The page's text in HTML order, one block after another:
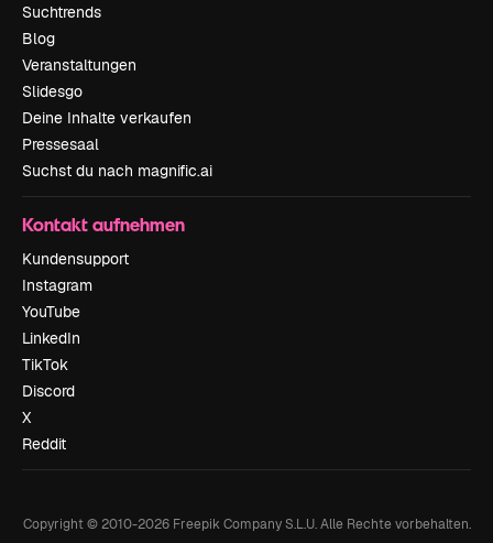
Suchtrends
Blog
Veranstaltungen
Slidesgo
Deine Inhalte verkaufen
Pressesaal
Suchst du nach magnific.ai
Kontakt aufnehmen
Kundensupport
Instagram
YouTube
LinkedIn
TikTok
Discord
X
Reddit
Copyright © 2010-2026Freepik Company S.L.U. Alle Rechte vorbehalten.